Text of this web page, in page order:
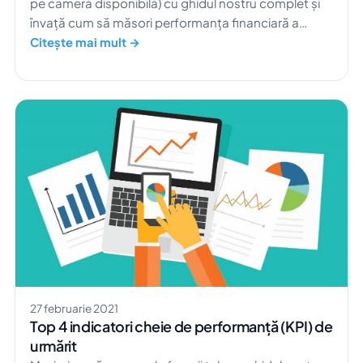
pe cameră disponibilă) cu ghidul nostru complet și
învață cum să măsori performanța financiară a
hotelului tău.
Citește mai mult →
27 februarie 2021
Top 4 indicatori cheie de performanță (KPI) de
urmărit